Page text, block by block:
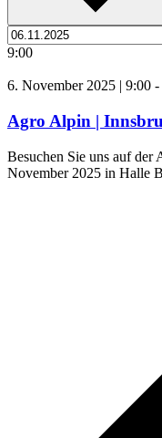
9:00
6. November 2025 | 9:00 -
Agro Alpin |
Besuchen Sie uns auf
November 2025 in Halle